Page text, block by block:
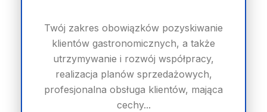
Twój zakres obowiązków pozyskiwanie
klientów gastronomicznych, a także
utrzymywanie i rozwój współpracy,
realizacja planów sprzedażowych,
profesjonalna obsługa klientów, mająca
cechy...